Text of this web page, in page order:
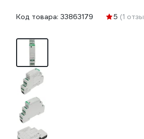
Код товара: 33863179 5 (1